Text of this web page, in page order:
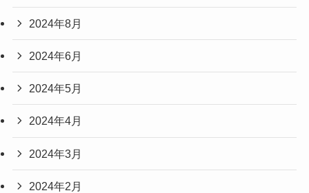
2024年8月
2024年6月
2024年5月
2024年4月
2024年3月
2024年2月